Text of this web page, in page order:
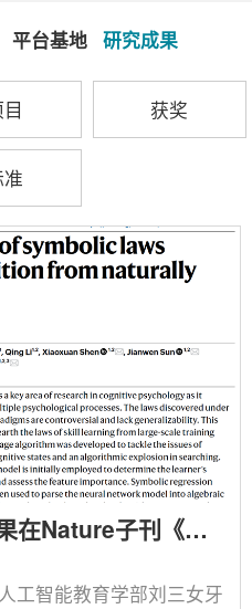
平台基地 研究成果
获奖
刘三女牙教授研究成果在Nature子刊《Nature Computational Science》上发表
工智能教育学部刘三女牙